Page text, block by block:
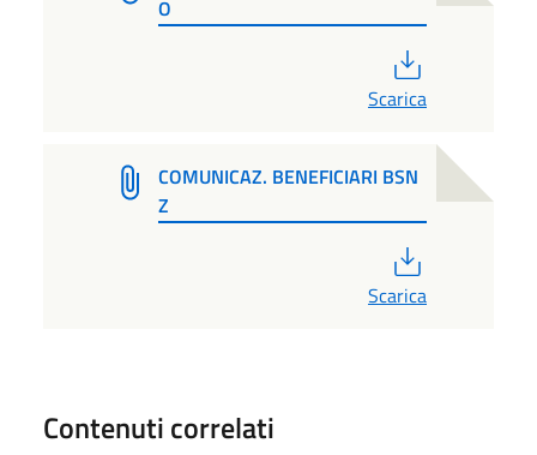
O
Scarica
COMUNICAZ. BENEFICIARI BSN
Z
Scarica
Contenuti correlati